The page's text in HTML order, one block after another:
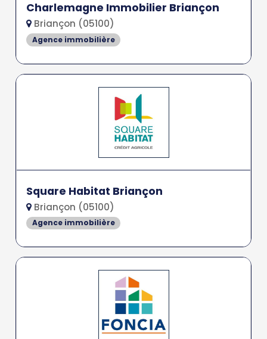
Charlemagne Immobilier Briançon
Briançon (05100)
Agence immobilière
Square Habitat Briançon
Briançon (05100)
Agence immobilière